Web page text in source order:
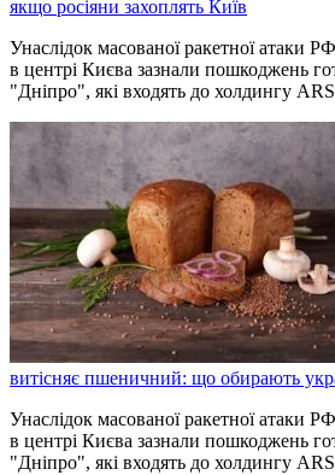
якщо росіяни захоплять Київ
Унаслідок масованої ракетної атаки
в центрі Києва зазнали пошкоджень
"Дніпро", які входять до холдингу
витісняє пшеничний: що обирають
Унаслідок масованої ракетної атаки
в центрі Києва зазнали пошкоджень
"Дніпро", які входять до холдингу